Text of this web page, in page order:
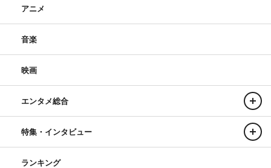
アニメ
音楽
映画
エンタメ総合
特集・インタビュー
ランキング